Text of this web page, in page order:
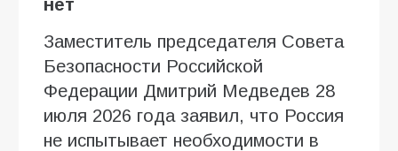
нет
Заместитель председателя Совета
Безопасности Российской
Федерации Дмитрий Медведев 28
июля 2026 года заявил, что Россия
не испытывает необходимости в